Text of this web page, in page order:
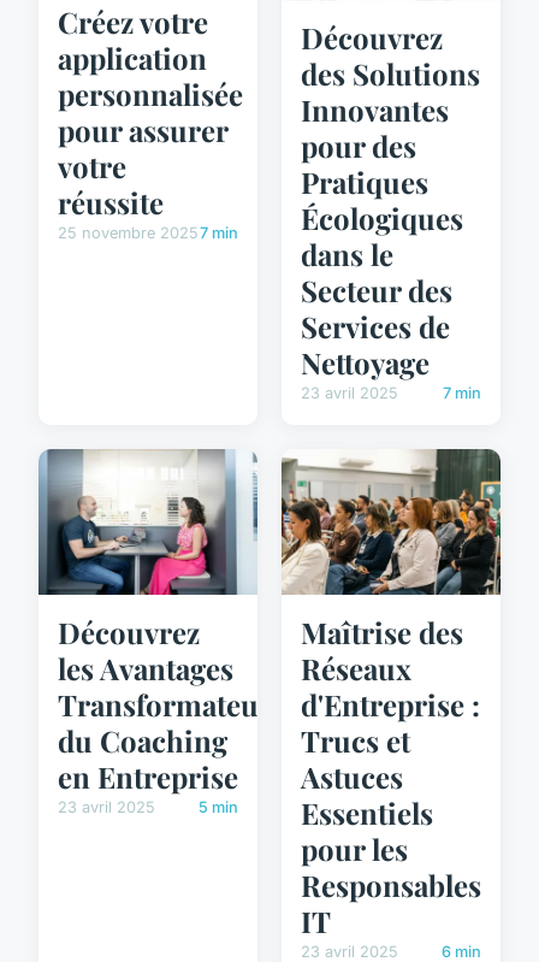
Créez votre
application
personnalisée
pour assurer
votre
réussite
25 novembre 20257 min
Découvrez
des Solutions
Innovantes
pour des
Pratiques
Écologiques
dans le
Secteur des
Services de
Nettoyage
23 avril 2025 7 min
Découvrez
les Avantages
Transformateurs
du Coaching
en Entreprise
23 avril 2025 5 min
Maîtrise des
Réseaux
d'Entreprise :
Trucs et
Astuces
Essentiels
pour les
Responsables
IT
23 avril 2025 6 min